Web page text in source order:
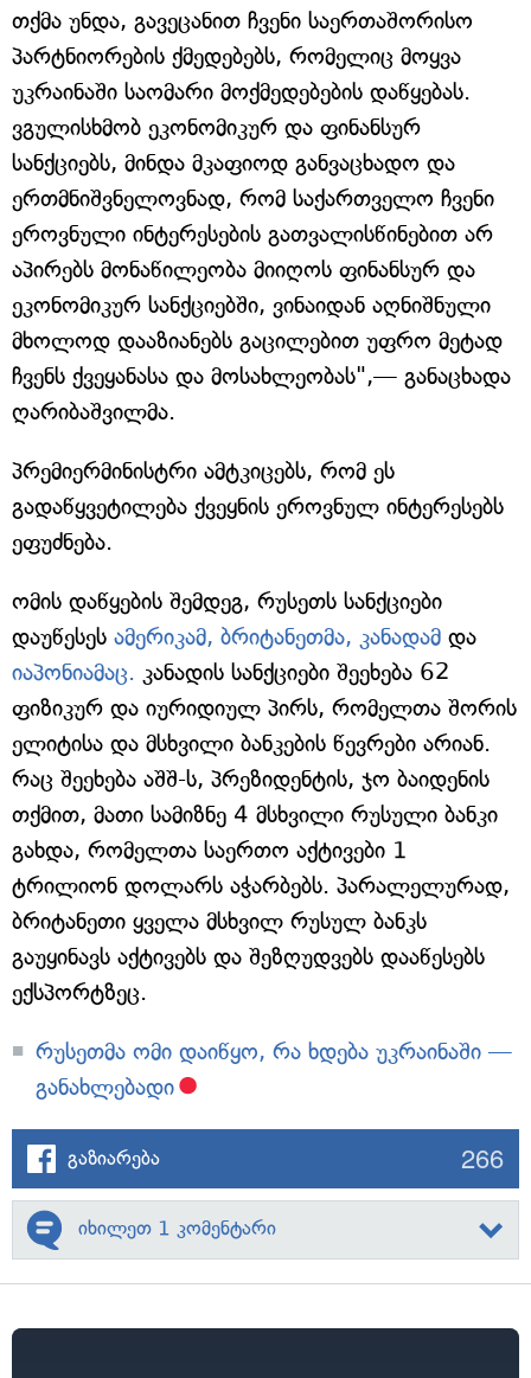
თქმა უნდა, გავეცანით ჩვენი საერთაშორისო
პარტნიორების ქმედებებს, რომელიც მოყვა
უკრაინაში საომარი მოქმედებების დაწყებას.
ვგულისხმობ ეკონომიკურ და ფინანსურ
სანქციებს, მინდა მკაფიოდ განვაცხადო და
ერთმნიშვნელოვნად, რომ საქართველო ჩვენი
ეროვნული ინტერესების გათვალისწინებით არ
აპირებს მონაწილეობა მიიღოს ფინანსურ და
ეკონომიკურ სანქციებში, ვინაიდან აღნიშნული
მხოლოდ დააზიანებს გაცილებით უფრო მეტად
ჩვენს ქვეყანასა და მოსახლეობას",— განაცხადა
ღარიბაშვილმა.
პრემიერმინისტრი ამტკიცებს, რომ ეს
გადაწყვეტილება ქვეყნის ეროვნულ ინტერესებს
ეფუძნება.
ომის დაწყების შემდეგ, რუსეთს სანქციები
დაუწესეს ამერიკამ, ბრიტანეთმა, კანადამ და
იაპონიამაც. კანადის სანქციები შეეხება 62
ფიზიკურ და იურიდიულ პირს, რომელთა შორის
ელიტისა და მსხვილი ბანკების წევრები არიან.
რაც შეეხება აშშ-ს, პრეზიდენტის, ჯო ბაიდენის
თქმით, მათი სამიზნე 4 მსხვილი რუსული ბანკი
გახდა, რომელთა საერთო აქტივები 1
ტრილიონ დოლარს აჭარბებს. პარალელურად,
ბრიტანეთი ყველა მსხვილ რუსულ ბანკს
გაუყინავს აქტივებს და შეზღუდვებს დააწესებს
ექსპორტზეც.
რუსეთმა ომი დაიწყო, რა ხდება უკრაინაში —
განახლებადი
გაზიარება 266
იხილეთ 1 კომენტარი